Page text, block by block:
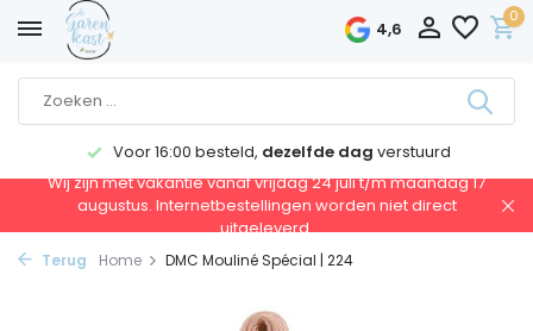
4,6
0
Voor 16:00 besteld, dezelfde dag verstuurd
Wij zijn met vakantie vanaf vrijdag 24 juli t/m maandag 17
augustus. Internetbestellingen worden niet direct
uitgeleverd.
Terug Home DMC Mouliné Spécial | 224